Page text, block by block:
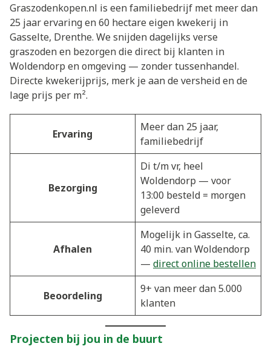
Graszodenkopen.nl is een familiebedrijf met meer dan
25 jaar ervaring en 60 hectare eigen kwekerij in
Gasselte, Drenthe. We snijden dagelijks verse
graszoden en bezorgen die direct bij klanten in
Woldendorp en omgeving — zonder tussenhandel.
Directe kwekerijprijs, merk je aan de versheid en de
lage prijs per m².
Ervaring
Meer dan 25 jaar,
familiebedrijf
Bezorging
Di t/m vr, heel
Woldendorp — voor
13:00 besteld = morgen
geleverd
Afhalen
Mogelijk in Gasselte, ca.
40 min. van Woldendorp
— direct online bestellen
Beoordeling
9+ van meer dan 5.000
klanten
Projecten bij jou in de buurt